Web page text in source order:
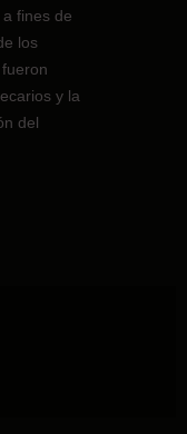
fines de
los
y la
del